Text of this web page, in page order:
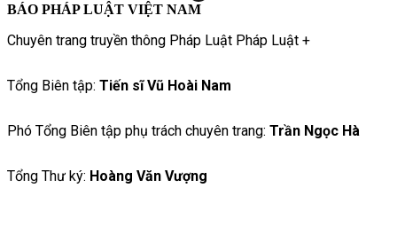
BÁO PHÁP LUẬT VIỆT NAM
Chuyên trang truyền thông Pháp Luật Pháp Luật +
Tổng Biên tập: Tiến sĩ Vũ Hoài Nam
Phó Tổng Biên tập phụ trách chuyên trang: Trần Ngọc Hà
Tổng Thư ký: Hoàng Văn Vượng